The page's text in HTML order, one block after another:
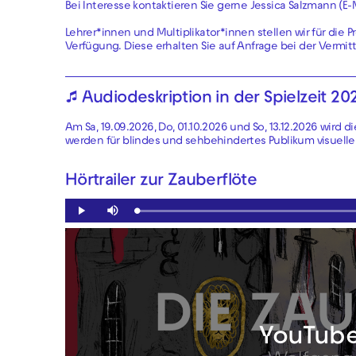
Bei Interesse kontaktieren Sie gerne Jessica Salzmann (E-
Lehrer*innen und Multiplikator*innen stellen wir für die
Verfügung. Diese erhalten Sie auf Anfrage bei der
🎵 Audiodeskription in der Spielzeit
Am Sa, 19.09.2026, Do, 01.10.2026 und So, 13.12.2026
werden für blindes und sehbehindertes Publikum
Hörtrailer zur Zauberflöte
Play Mute Loaded:
0.00%